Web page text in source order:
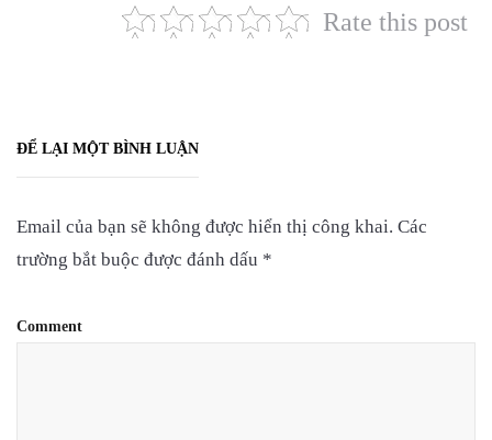
Rate this post
ĐỂ LẠI MỘT BÌNH LUẬN
Email của bạn sẽ không được hiển thị công khai. Các
trường bắt buộc được đánh dấu *
Comment